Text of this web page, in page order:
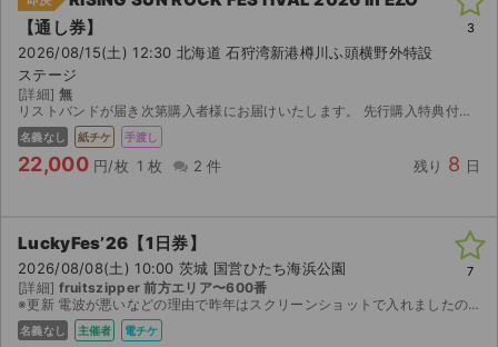
【通し券】
2026/08/15(土) 12:30 北海道 石狩湾新港樽川ふ頭横野外特設
ステージ
[詳細] 無
リストバンドが届き次第購入者様にお届けいたします。 先行購入特典付きです。
名義なし 紙チケ 手渡し
22,000 円/枚 1 枚 2 件 残り 8 日
3
LuckyFes’26【1日券】
2026/08/08(土) 10:00 茨城 国営ひたち海浜公園
[詳細] fruitszipper 前方エリア〜600番
※更新 電波が悪いなどの理由で昨年はスクリーンショットで入れましたのでスクリーンショットでお送りします。 ログイン情報のお渡しは不可です。リスクご了承の上ご購入ください。 当日会場にはおります。...
名義なし 主催者 電チケ
7